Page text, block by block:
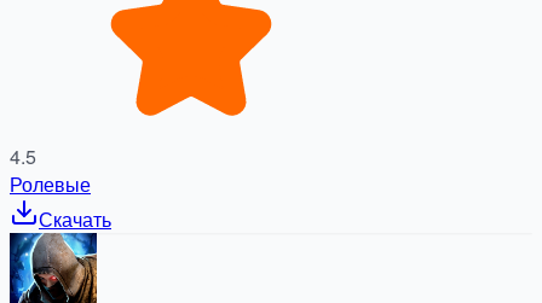
4.5
Ролевые
Скачать